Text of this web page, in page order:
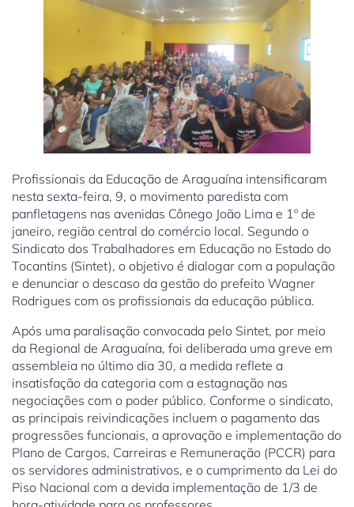
Profissionais da Educação de Araguaína intensificaram
nesta sexta-feira, 9, o movimento paredista com
panfletagens nas avenidas Cônego João Lima e 1º de
janeiro, região central do comércio local. Segundo o
Sindicato dos Trabalhadores em Educação no Estado do
Tocantins (Sintet), o objetivo é dialogar com a população
e denunciar o descaso da gestão do prefeito Wagner
Rodrigues com os profissionais da educação pública.
Após uma paralisação convocada pelo Sintet, por meio
da Regional de Araguaína, foi deliberada uma greve em
assembleia no último dia 30, a medida reflete a
insatisfação da categoria com a estagnação nas
negociações com o poder público. Conforme o sindicato,
as principais reivindicações incluem o pagamento das
progressões funcionais, a aprovação e implementação do
Plano de Cargos, Carreiras e Remuneração (PCCR) para
os servidores administrativos, e o cumprimento da Lei do
Piso Nacional com a devida implementação de 1/3 de